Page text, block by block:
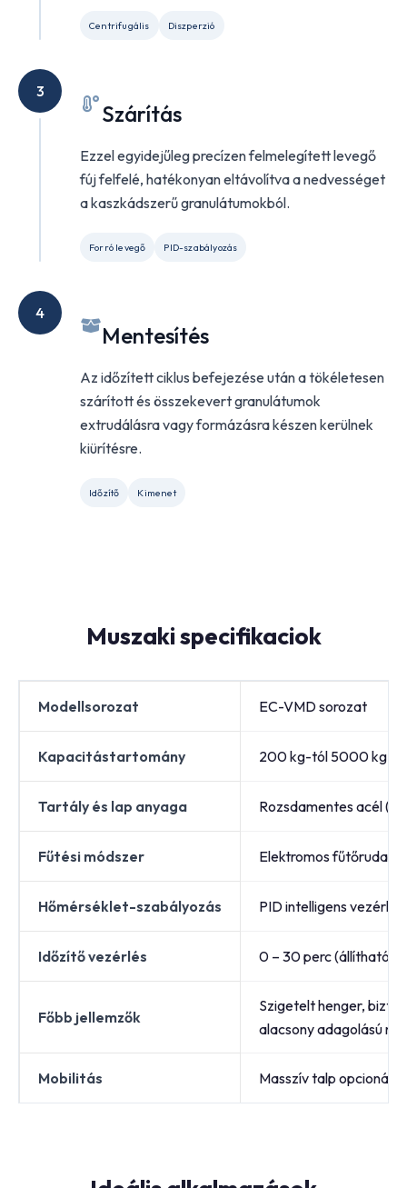
Centrifugális Diszperzió
3
Szárítás
Ezzel egyidejűleg precízen felmelegített levegő
fúj felfelé, hatékonyan eltávolítva a nedvességet
a kaszkádszerű granulátumokból.
Forró levegő PID-szabályozás
4
Mentesítés
Az időzített ciklus befejezése után a tökéletesen
szárított és összekevert granulátumok
extrudálásra vagy formázásra készen kerülnek
kiürítésre.
Időzítő Kimenet
Muszaki specifikaciok
Modellsorozat EC-VMD sorozat
Kapacitástartomány 200 kg-tól 5000 kg-ig
Tartály és lap anyaga Rozsdamentes acél
Fűtési módszer Elektromos fűtőrudak
Hőmérséklet-szabályozás PID intelligens vezérlő
Időzítő vezérlés 0 – 30 perc (állítható)
Főbb jellemzők
Szigetelt henger,
alacsony adagolású
Mobilitás Masszív talp opcionális